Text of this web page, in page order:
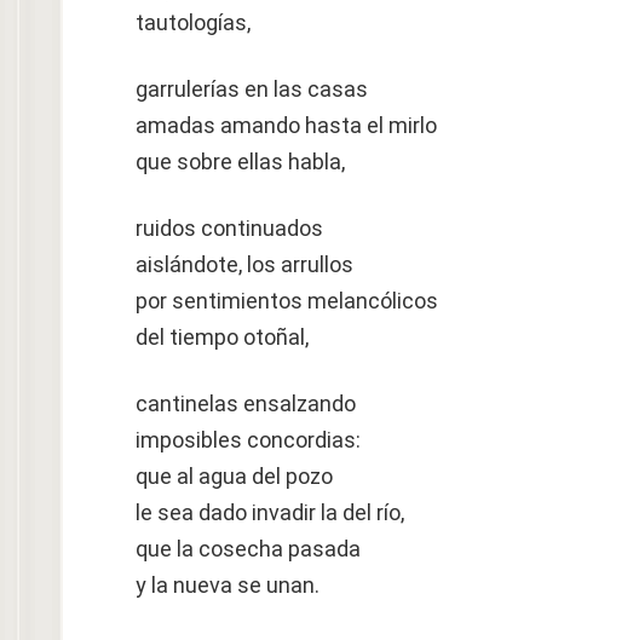
tautologías,
garrulerías en las casas
amadas amando hasta el mirlo
que sobre ellas habla,
ruidos continuados
aislándote, los arrullos
por sentimientos melancólicos
del tiempo otoñal,
cantinelas ensalzando
imposibles concordias:
que al agua del pozo
le sea dado invadir la del río,
que la cosecha pasada
y la nueva se unan.